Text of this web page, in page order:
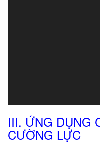
III. ỨNG DỤNG
CƯỜNG LỰC